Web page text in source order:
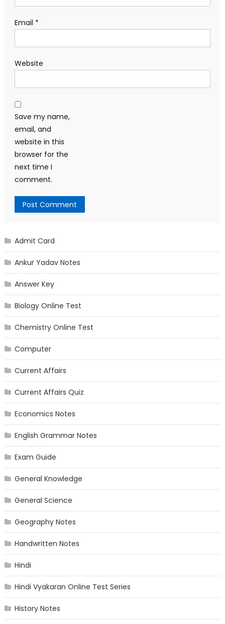
Email *
Website
Save my name,
email, and
website in this
browser for the
next time I
comment.
Admit Card
Ankur Yadav Notes
Answer Key
Biology Online Test
Chemistry Online Test
Computer
Current Affairs
Current Affairs Quiz
Economics Notes
English Grammar Notes
Exam Guide
General Knowledge
General Science
Geography Notes
Handwritten Notes
Hindi
Hindi Vyakaran Online Test Series
History Notes